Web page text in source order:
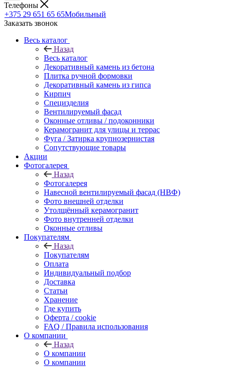
Телефоны
+375 29 651 65 65Мобильный
Заказать звонок
Весь каталог
Назад
Весь каталог
Декоративный камень из бетона
Плитка ручной формовки
Декоративный камень из гипса
Кирпич
Специзделия
Вентилируемый фасад
Оконные отливы / подоконники
Керамогранит для улицы и террас
Фуга / Затирка крупнозернистая
Сопутствующие товары
Акции
Фотогалерея
Назад
Фотогалерея
Навесной вентилируемый фасад (НВФ)
Фото внешней отделки
Утолщённый керамогранит
Фото внутренней отделки
Оконные отливы
Покупателям
Назад
Покупателям
Оплата
Индивидуальный подбор
Доставка
Статьи
Хранение
Где купить
Оферта / cookie
FAQ / Правила использования
О компании
Назад
О компании
О компании